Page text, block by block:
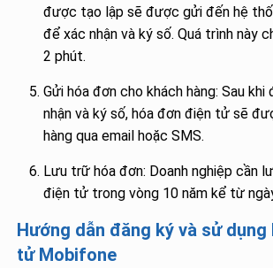
được tạo lập sẽ được gửi đến hệ
để xác nhận và ký số. Quá trình này
2 phút.
Gửi hóa đơn cho khách hàng: Sau
nhận và ký số, hóa đơn điện tử sẽ
hàng qua email hoặc SMS.
Lưu trữ hóa đơn: Doanh nghiệp cần
điện tử trong vòng 10 năm kể từ
Hướng dẫn đăng ký và sử
tử Mobifone